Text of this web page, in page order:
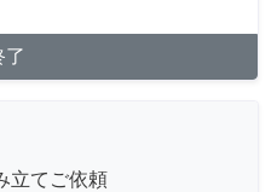
了
てご依頼